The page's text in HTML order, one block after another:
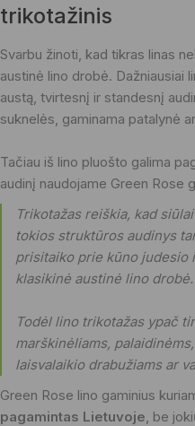
trikotažinis
Svarbu žinoti, kad tikras linas
austinė lino drobė. Dažniausiai
austą, tvirtesnį ir standesnį
suknelės, gaminama patalynė
Tačiau iš lino pluošto galima
audinį naudojame Green Rose
Trikotažas reiškia, kad
tokios struktūros audinys
prisitaiko prie kūno judesio
klasikinė austinė lino drobė.
Todėl lino trikotažas ypač
marškinėliams,
laisvalaikio drabužiams ar
Green Rose lino gaminius
pagamintas Lietuvoje , be